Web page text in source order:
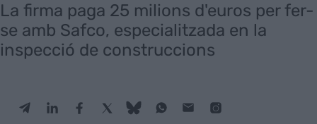
La firma paga 25 milions d'euros per fer-
se amb Safco, especialitzada en la
inspecció de construccions